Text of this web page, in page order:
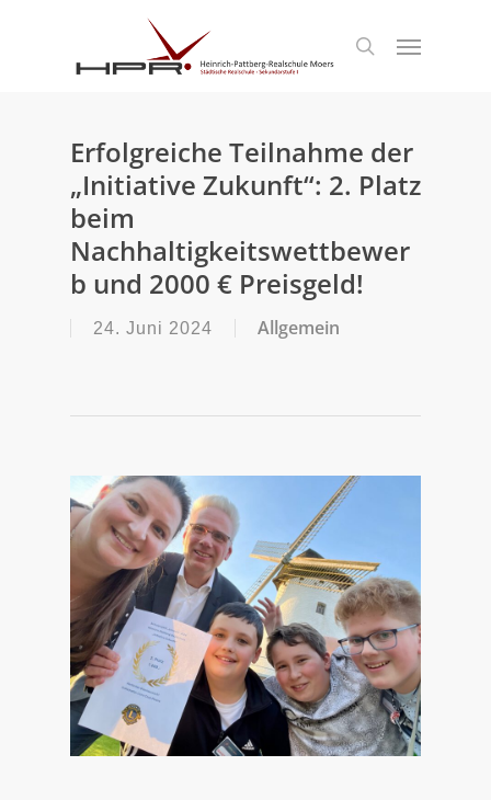
search
Menu
Erfolgreiche Teilnahme der
„Initiative Zukunft“: 2. Platz
beim
Nachhaltigkeitswettbewer
b und 2000 € Preisgeld!
24. Juni 2024 Allgemein